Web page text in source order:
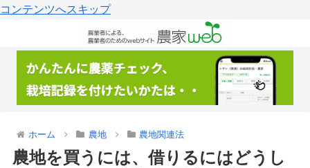
コンテンツへスキップ
ホーム 農地 農地関連法
農地を買うには、借りるにはどうし